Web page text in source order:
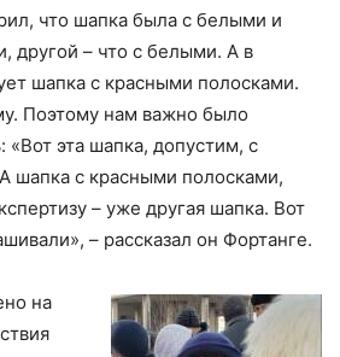
что шапка была с белыми и
другой – что с белыми. А в
шапка с красными полосками.
Поэтому нам важно было
«Вот эта шапка, допустим, с
шапка с красными полосками,
– уже другая шапка. Вот
– рассказал он Фортанге.
на